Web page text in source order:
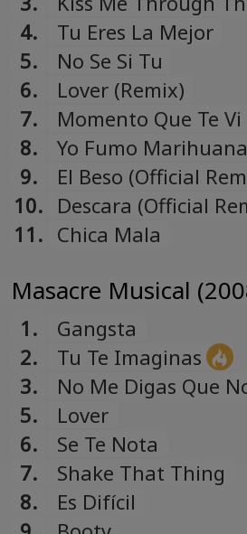
(Official Remix)
4.
Tu Eres La Mejor
5.
No Se Si Tu
6.
Lover (Remix)
7.
Momento Que Te Vi
8.
Yo Fumo Marihuana
9.
El Beso (Official
10. Descara (Official
11. Chica Mala
Masacre Musical
1.
Gangsta
2.
Tu Te Imaginas
3.
No Me Digas Que
5.
Lover
6.
Se Te Nota
7.
Shake That Thing
8.
Es Difícil